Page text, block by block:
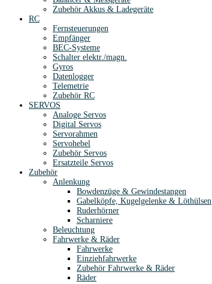
Zubehör Akkus & Ladegeräte
RC
Fernsteuerungen
Empfänger
BEC-Systeme
Schalter elektr./magn.
Gyros
Datenlogger
Telemetrie
Zubehör RC
SERVOS
Analoge Servos
Digital Servos
Servorahmen
Servohebel
Zubehör Servos
Ersatzteile Servos
Zubehör
Anlenkung
Bowdenzüge & Gewindestangen
Gabelköpfe, Kugelgelenke & Löthülsen
Ruderhörner
Scharniere
Beleuchtung
Fahrwerke & Räder
Fahrwerke
Einziehfahrwerke
Zubehör Fahrwerke & Räder
Räder